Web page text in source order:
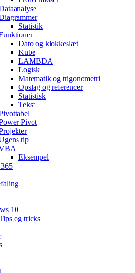
Statistik
Dato og klokkeslæt
Kube
LAMBDA
Logisk
Matematik og trigonometri
Opslag og referencer
Statistisk
Tekst
Pivot
tip
Eksempel
10
og tricks